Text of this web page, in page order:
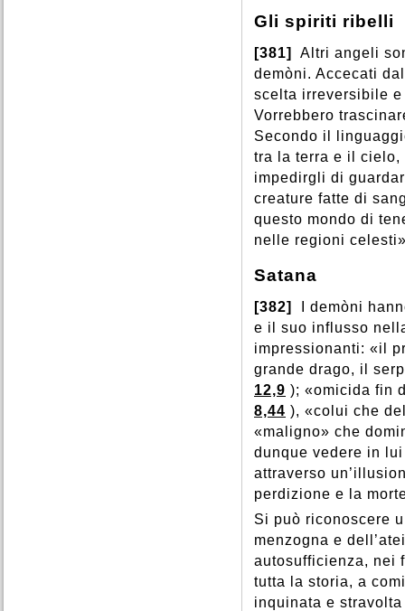
Gli spiriti ribelli
[381]
Altri angeli
demòni. Accecati
scelta irreversibile
Vorrebbero
Secondo il
tra la terra e il cielo,
impedirgli di
creature fatte di
questo mondo di
nelle regioni
Satana
[382]
I demòni
e il suo influsso
impressionanti: «il
grande drago, il
12,9 ); «omicida fin
8,44 ), «colui che
«maligno» che
dunque vedere in
attraverso
perdizione e la
Si può riconoscere
menzogna e
autosufficienza, nei
tutta la storia, a
inquinata e